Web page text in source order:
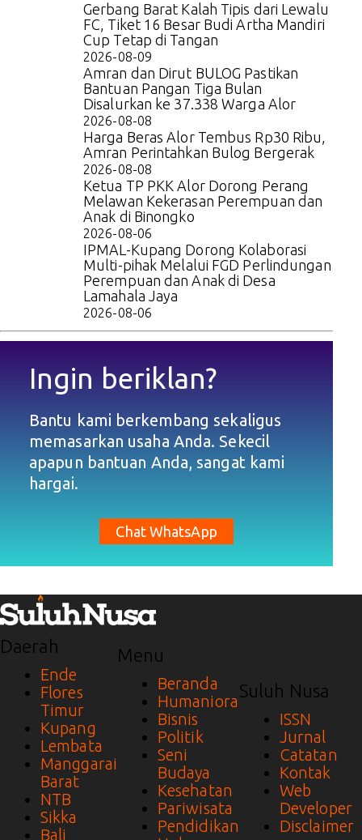
Gerbang Barat Kalah Tipis dari Lewalu
FC, Tiket 16 Besar Budi Artha Mandiri
Cup Tetap di Tangan
2026-08-09
Amran dan Dirut BULOG Pastikan
Bantuan Pangan Tiga Bulan
Disalurkan ke 37.338 Warga Alor
2026-08-08
Harga Beras Alor Tembus Rp30 Ribu,
Amran Perintahkan Bulog Bergerak
2026-08-08
Ketua TP PKK Alor Dorong Perang
Melawan Kekerasan Perempuan dan
Anak di Binongko
2026-08-06
IPMAL-Kupang Dorong Kolaborasi
Multi-pihak Melalui FGD Perlindungan
Perempuan dan Anak di Desa
Lamahala Jaya
2026-08-06
Ingin beriklan?
Bantu kami berkembang sekaligus
memasarkan usaha Anda. Sekecil
apapun bantuan Anda, sangat kami
hargai.
Chat WhatsApp
Daerah
Ende
Flores
Timur
Kupang
Lembata
Manggarai
Barat
NTB
Sikka
Bali
Menu
Beranda
Humaniora
Bisnis
Politik
Seni
Budaya
Kesehatan
Pariwisata
Pendidikan
Suluh Nusa
ISSN
Jurnal
Catatan
Kontak
Web
Developer
Disclaimer